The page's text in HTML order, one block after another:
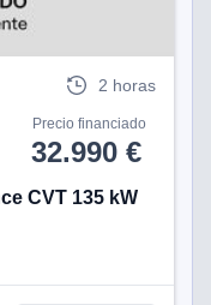
2 horas
Precio financiado
32.990 €
CVT 135 kW